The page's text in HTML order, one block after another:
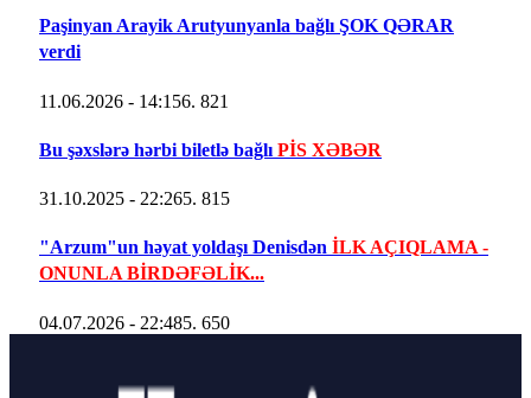
Paşinyan Arayik Arutyunyanla bağlı ŞOK QƏRAR
verdi
11.06.2026 - 14:156. 821
Bu şəxslərə hərbi biletlə bağlı PİS XƏBƏR
31.10.2025 - 22:265. 815
"Arzum"un həyat yoldaşı Denisdən İLK AÇIQLAMA -
ONUNLA BİRDƏFƏLİK...
04.07.2026 - 22:485. 650